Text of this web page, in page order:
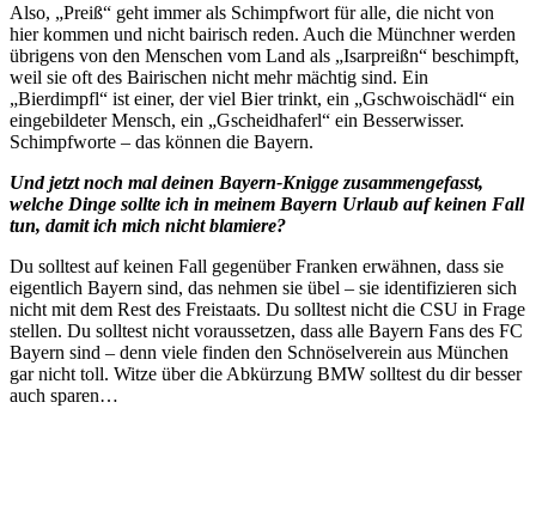
Also, „Preiß“ geht immer als Schimpfwort für alle, die nicht von
hier kommen und nicht bairisch reden. Auch die Münchner werden
übrigens von den Menschen vom Land als „Isarpreißn“ beschimpft,
weil sie oft des Bairischen nicht mehr mächtig sind. Ein
„Bierdimpfl“ ist einer, der viel Bier trinkt, ein „Gschwoischädl“ ein
eingebildeter Mensch, ein „Gscheidhaferl“ ein Besserwisser.
Schimpfworte – das können die Bayern.
Und jetzt noch mal deinen Bayern-Knigge zusammengefasst,
welche Dinge sollte ich in meinem Bayern Urlaub auf keinen Fall
tun, damit ich mich nicht blamiere?
Du solltest auf keinen Fall gegenüber Franken erwähnen, dass sie
eigentlich Bayern sind, das nehmen sie übel – sie identifizieren sich
nicht mit dem Rest des Freistaats. Du solltest nicht die CSU in Frage
stellen. Du solltest nicht voraussetzen, dass alle Bayern Fans des FC
Bayern sind – denn viele finden den Schnöselverein aus München
gar nicht toll. Witze über die Abkürzung BMW solltest du dir besser
auch sparen…